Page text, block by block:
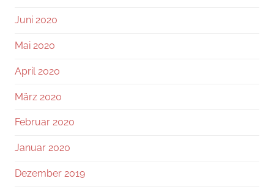
Juni 2020
Mai 2020
April 2020
März 2020
Februar 2020
Januar 2020
Dezember 2019